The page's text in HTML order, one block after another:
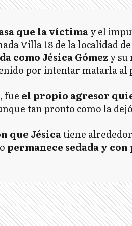
que la víctimay el
Villa 18 de la localidad
como Jésica Gómez y su
por intentar matarla al
fue el propio agresor
tan pronto como la
que Jésicatiene
permanece sedada y